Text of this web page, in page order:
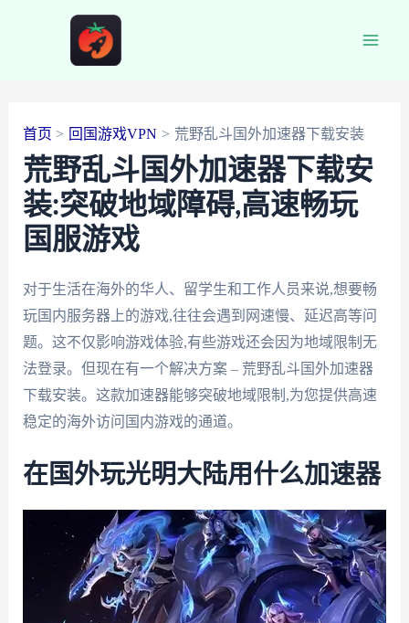
首页 回国游戏VPN 荒野乱斗国外加速器下载安装
荒野乱斗国外加速器下载安
装:突破地域障碍,高速畅玩
国服游戏
对于生活在海外的华人、留学生和工作人员来说,想要畅
玩国内服务器上的游戏,往往会遇到网速慢、延迟高等问
题。这不仅影响游戏体验,有些游戏还会因为地域限制无
法登录。但现在有一个解决方案 – 荒野乱斗国外加速器
下载安装。这款加速器能够突破地域限制,为您提供高速
稳定的海外访问国内游戏的通道。
在国外玩光明大陆用什么加速器